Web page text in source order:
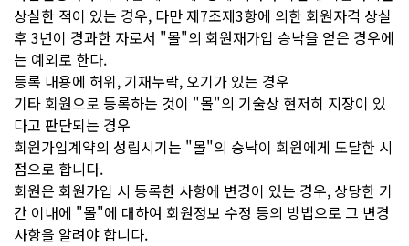
상실한 적이 있는 경우, 다만 제7조제3항에 의한 회원자격 상실
후 3년이 경과한 자로서 "몰"의 회원재가입 승낙을 얻은 경우에
는 예외로 한다.
등록 내용에 허위, 기재누락, 오기가 있는 경우
기타 회원으로 등록하는 것이 "몰"의 기술상 현저히 지장이 있
다고 판단되는 경우
회원가입계약의 성립시기는 "몰"의 승낙이 회원에게 도달한 시
점으로 합니다.
회원은 회원가입 시 등록한 사항에 변경이 있는 경우, 상당한 기
간 이내에 "몰"에 대하여 회원정보 수정 등의 방법으로 그 변경
사항을 알려야 합니다.